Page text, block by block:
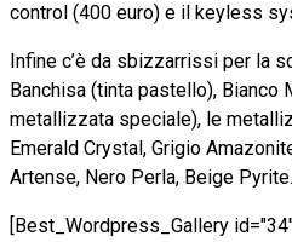
control (400 euro) e il keyless
Infine c’è da sbizzarrissi per la
Banchisa (tinta pastello), Bianco
metallizzata speciale), le
Emerald Crystal, Grigio
Artense, Nero Perla, Beige Pyrite.
[Best_Wordpress_Gallery